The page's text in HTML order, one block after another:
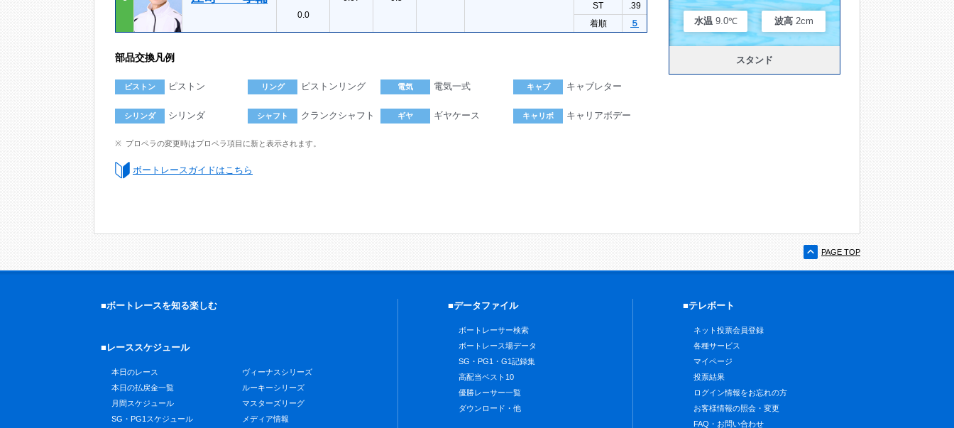
0.0
ST
.39
着順
５
部品交換凡例
ピストン ピストン リング ピストンリング 電気 電気一式 キャブ キャブレター
シリンダ シリンダ シャフト クランクシャフト ギヤ ギヤケース キャリボ キャリアボデー
プロペラの変更時はプロペラ項目に新と表示されます。
ボートレースガイドはこちら
水温 9.0℃ 波高 2cm
スタンド
PAGE TOP
■ボートレースを知る楽しむ
■レーススケジュール
本日のレース
本日の払戻金一覧
月間スケジュール
SG・PG1スケジュール
ヴィーナスシリーズ
ルーキーシリーズ
マスターズリーグ
メディア情報
■データファイル
ボートレーサー検索
ボートレース場データ
SG・PG1・G1記録集
高配当ベスト10
優勝レーサー一覧
ダウンロード・他
■テレボート
ネット投票会員登録
各種サービス
マイページ
投票結果
ログイン情報をお忘れの方
お客様情報の照会・変更
FAQ・お問い合わせ